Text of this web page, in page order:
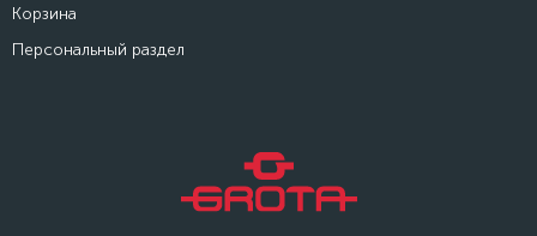
Корзина
Персональный раздел